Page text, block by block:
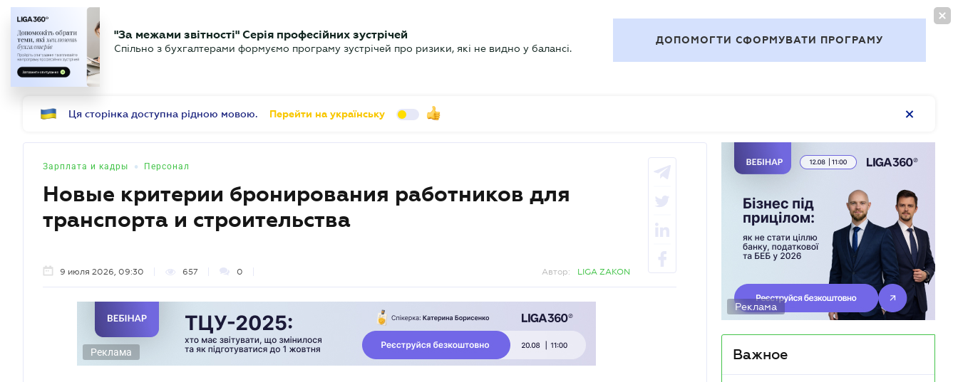
БУХГАЛТЕР Новости Аналитика Календарь Актуально
"За межами звітності" Серія професійних зустрічей
Спільно з бухгалтерами формуємо програму зустрічей про ризики, які не видно у балансі.
ДОПОМОГТИ СФОРМУВАТИ ПРОГРАМУ
Ця сторінка доступна рідною мовою. Перейти на українську
Зарплата и кадры • Персонал
Новые критерии бронирования работников для
транспорта и строительства
9 июля 2026, 09:30 657 0 Автор: LIGA ZAKON
Реклама
Реклама
Важное